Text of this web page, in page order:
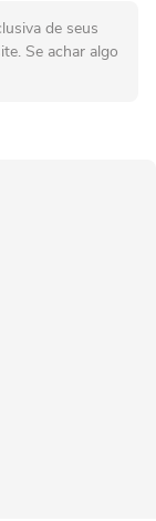
de seus
Se achar algo